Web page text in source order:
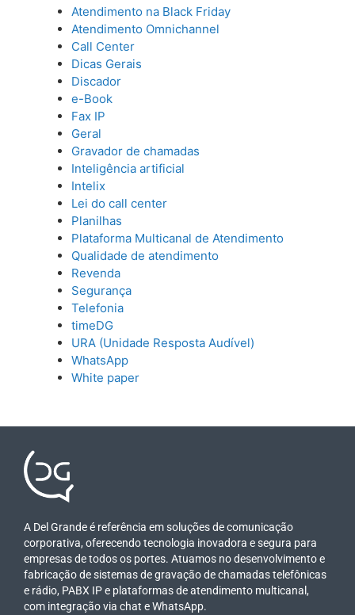
Atendimento na Black Friday
Atendimento Omnichannel
Call Center
Dicas Gerais
Discador
e-Book
Fax IP
Geral
Gravador de chamadas
Inteligência artificial
Intelix
Lei do call center
Planilhas
Plataforma Multicanal de Atendimento
Qualidade de atendimento
Revenda
Segurança
Telefonia
timeDG
URA (Unidade Resposta Audível)
WhatsApp
White paper
A Del Grande é referência em soluções de comunicação
corporativa, oferecendo tecnologia inovadora e segura para
empresas de todos os portes. Atuamos no desenvolvimento e
fabricação de sistemas de gravação de chamadas telefônicas
e rádio, PABX IP e plataformas de atendimento multicanal,
com integração via chat e WhatsApp.